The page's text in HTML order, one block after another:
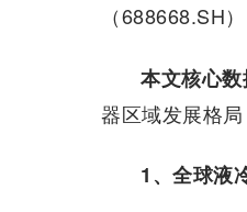
（688668.SH）
本文核心
器区域发展格局
1、全球液